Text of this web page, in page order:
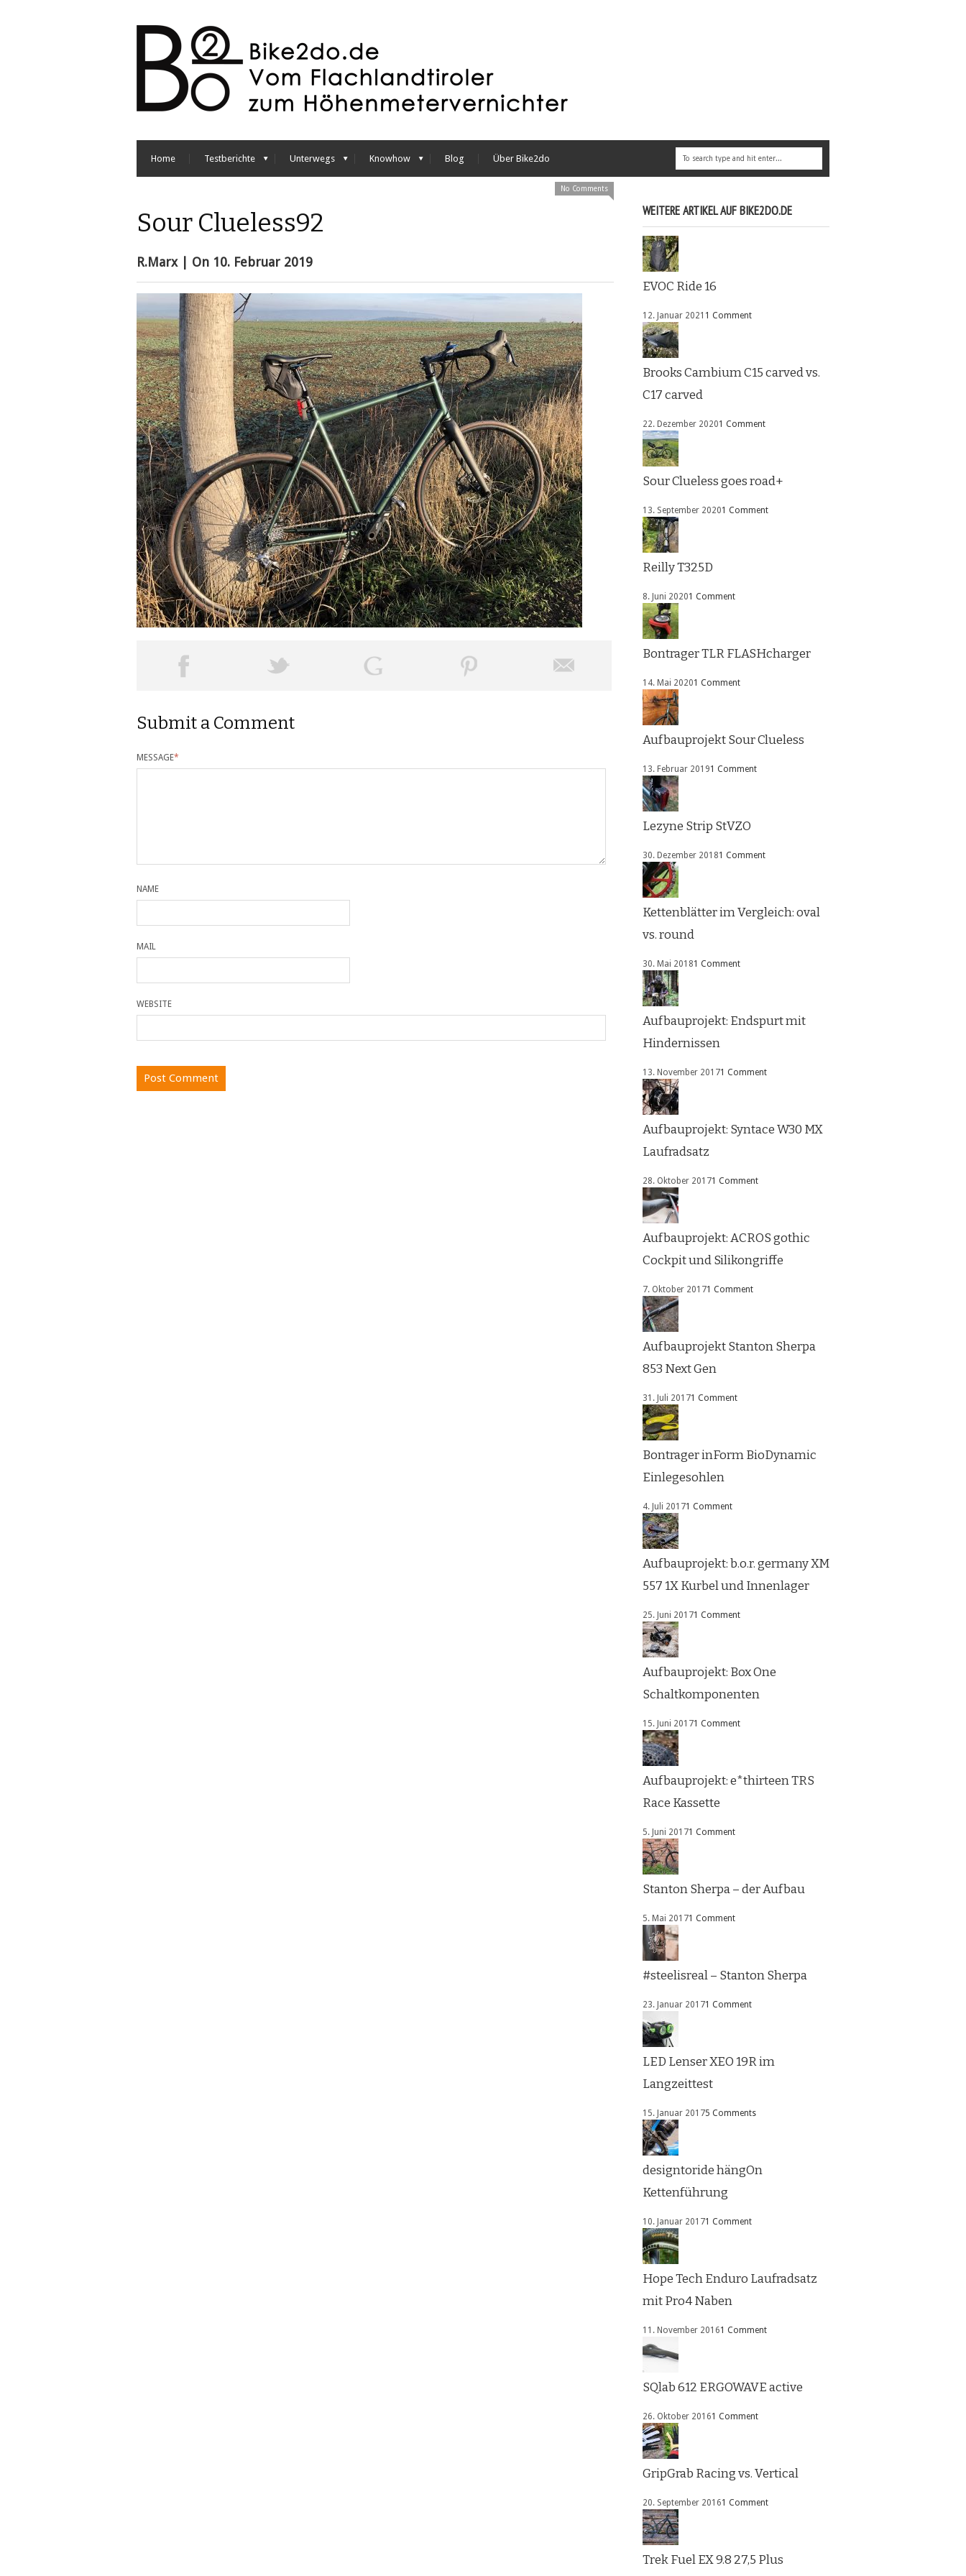
Home Testberichte Unterwegs Knowhow Blog Über Bike2do
No Comments
Sour Clueless92
R.Marx| On 10. Februar 2019
Submit a Comment
MESSAGE*
NAME
MAIL
WEBSITE
WEITERE ARTIKEL AUF BIKE2DO.DE
EVOC Ride 16
12. Januar 2021 1 Comment
Brooks Cambium C15 carved vs.
C17 carved
22. Dezember 20201 Comment
Sour Clueless goes road+
13. September 20201 Comment
Reilly T325D
8. Juni 20201 Comment
Bontrager TLR FLASHcharger
14. Mai 20201 Comment
Aufbauprojekt Sour Clueless
13. Februar 20191 Comment
Lezyne Strip StVZO
30. Dezember 20181 Comment
Kettenblätter im Vergleich: oval
vs. round
30. Mai 20181 Comment
Aufbauprojekt: Endspurt mit
Hindernissen
13. November 20171 Comment
Aufbauprojekt: Syntace W30 MX
Laufradsatz
28. Oktober 20171 Comment
Aufbauprojekt: ACROS gothic
Cockpit und Silikongriffe
7. Oktober 20171 Comment
Aufbauprojekt Stanton Sherpa
853 Next Gen
31. Juli 20171 Comment
Bontrager inForm BioDynamic
Einlegesohlen
4. Juli 20171 Comment
Aufbauprojekt: b.o.r. germany XM
557 1X Kurbel und Innenlager
25. Juni 20171 Comment
Aufbauprojekt: Box One
Schaltkomponenten
15. Juni 20171 Comment
Aufbauprojekt: e*thirteen TRS
Race Kassette
5. Juni 20171 Comment
Stanton Sherpa – der Aufbau
5. Mai 20171 Comment
#steelisreal – Stanton Sherpa
23. Januar 20171 Comment
LED Lenser XEO 19R im
Langzeittest
15. Januar 20175 Comments
designtoride hängOn
Kettenführung
10. Januar 20171 Comment
Hope Tech Enduro Laufradsatz
mit Pro4 Naben
11. November 20161 Comment
SQlab 612 ERGOWAVE active
26. Oktober 20161 Comment
GripGrab Racing vs. Vertical
20. September 20161 Comment
Trek Fuel EX 9.8 27,5 Plus